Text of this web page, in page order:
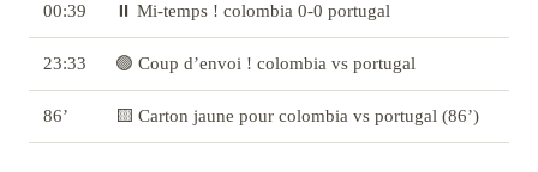
00:39 ⏸️ Mi-temps ! colombia 0-0 portugal
23:33 🟢 Coup d’envoi ! colombia vs portugal
86’ 🟨 Carton jaune pour colombia vs portugal (86’)